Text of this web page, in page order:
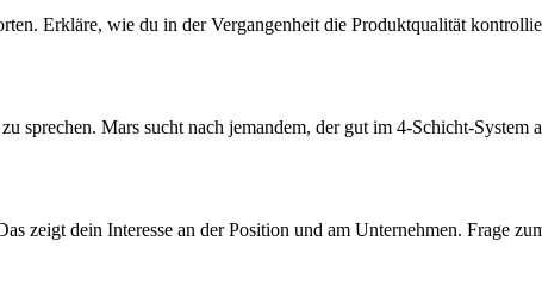
Erkläre, wie du in der Vergangenheit die Produktqualität
sprechen. Mars sucht nach jemandem, der gut im 4-Schicht-
zeigt dein Interesse an der Position und am Unternehmen. Frage